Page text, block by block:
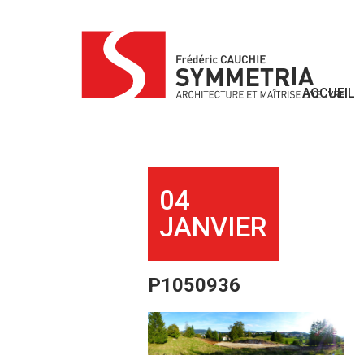
ACCUEIL
04
JANVIER
P1050936